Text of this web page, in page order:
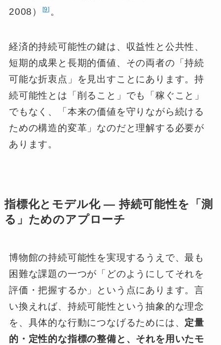
2008）
9 。
経済的持続可能性の鍵は、収益性と公共性、
短期的成果と長期的価値、その両者の「持続
可能な折衷点」を見出すことにあります。持
続可能性とは「削ること」でも「稼ぐこと」
でもなく、「本来の価値を守りながら続ける
ための構造的変革」なのだと理解する必要が
あります。
指標化とモデル化 ― 持続可能性を「測
る」ためのアプローチ
博物館の持続可能性を実現するうえで、最も
困難な課題の一つが「どのようにしてそれを
評価・把握するか」という点にあります。言
い換えれば、持続可能性という抽象的な理念
を、具体的な行動につなげるためには、 定量
的・定性的な指標の整備と、それを用いたモ